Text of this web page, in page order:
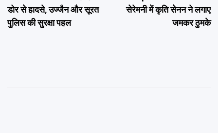
डोर से हादसे, उज्जैन और सूरत
पुलिस की सुरक्षा पहल
सेरेमनी में कृति सेनन ने लगाए
जमकर ठुमके